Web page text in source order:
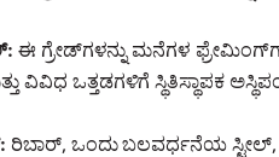
ಈ ಗ್ರೇಡ್‌ಗಳನ್ನು ಮನೆಗಳ
ವಿವಿಧ ಒತ್ತಡಗಳಿಗೆ ಸ್ಥಿತಿಸ್ಥಾಪಕ
ರಿಬಾರ್, ಒಂದು ಬಲವರ್ಧನೆಯ ಸ್ಟೀಲ್,